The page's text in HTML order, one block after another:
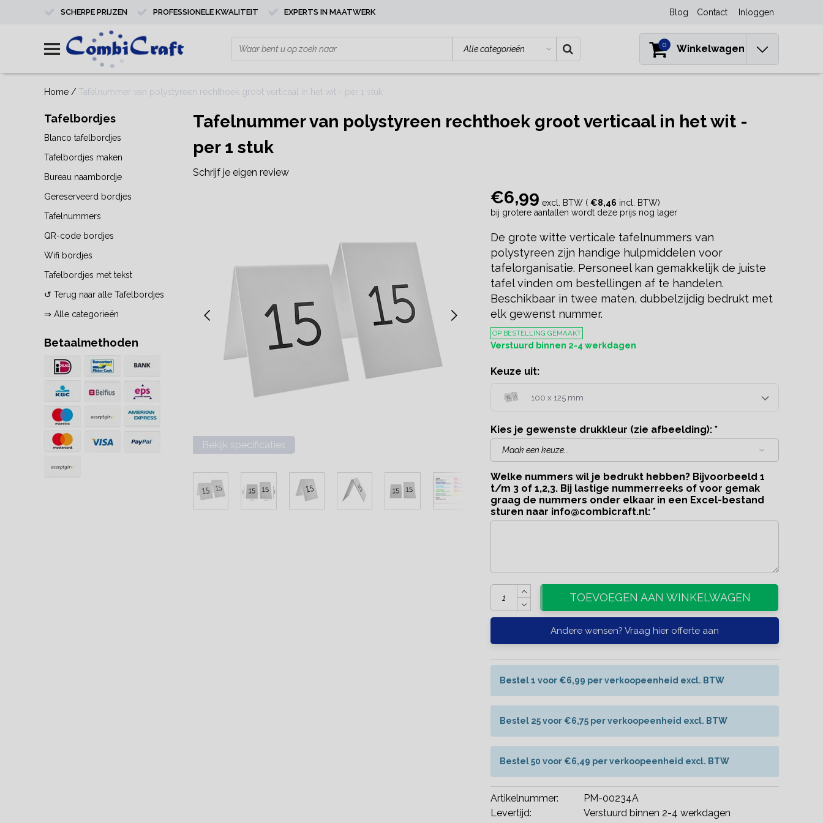
SCHERPE PRIJZEN PROFESSIONELE KWALITEIT EXPERTS IN MAATWERK Blog Contact Inloggen
0 Winkelwagen
Home / Tafelnummer van polystyreen rechthoek groot verticaal in het wit - per 1 stuk
Tafelbordjes
Blanco tafelbordjes
Tafelbordjes maken
Bureau naambordje
Gereserveerd bordjes
Tafelnummers
QR-code bordjes
Wifi bordjes
Tafelbordjes met tekst
↺ Terug naar alle Tafelbordjes
⇒ Alle categorieën
Betaalmethoden
Tafelnummer van polystyreen rechthoek groot verticaal in het wit -
per 1 stuk
Schrijf je eigen review
Bekijk specificaties
€6,99 excl. BTW ( €8,46 incl. BTW)
bij grotere aantallen wordt deze prijs nog lager
De grote witte verticale tafelnummers van
polystyreen zijn handige hulpmiddelen voor
tafelorganisatie. Personeel kan gemakkelijk de juiste
tafel vinden om bestellingen af te handelen.
Beschikbaar in twee maten, dubbelzijdig bedrukt met
elk gewenst nummer.
OP BESTELLING GEMAAKT
Verstuurd binnen 2-4 werkdagen
Keuze uit:
100 x 125 mm
Kies je gewenste drukkleur (zie afbeelding): *
Welke nummers wil je bedrukt hebben? Bijvoorbeeld 1
t/m 3 of 1,2,3. Bij lastige nummerreeks of voor gemak
graag de nummers onder elkaar in een Excel-bestand
sturen naar info@combicraft.nl: *
TOEVOEGEN AAN WINKELWAGEN
Andere wensen? Vraag hier offerte aan
Bestel 1 voor €6,99 per verkoopeenheid excl. BTW
Bestel 25 voor €6,75 per verkoopeenheid excl. BTW
Bestel 50 voor €6,49 per verkoopeenheid excl. BTW
Artikelnummer:
PM-00234A
Levertijd:
Verstuurd binnen 2-4 werkdagen